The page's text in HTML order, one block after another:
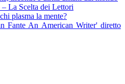
La Scelta dei Lettori
plasma la mente?
Fante An American Writer' diretto